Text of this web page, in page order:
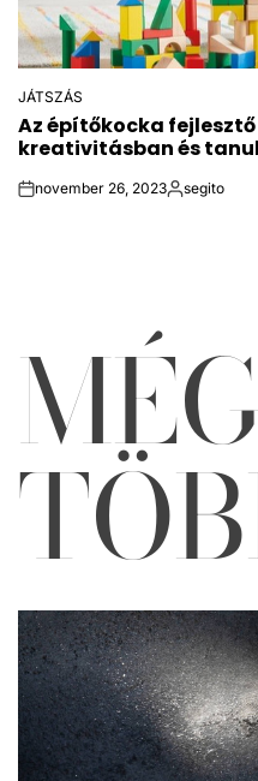
POSTED
IN
JÁTSZÁS
Az építőkocka
kreativitásban és
onnovember 26, 2023Közzétette
segito